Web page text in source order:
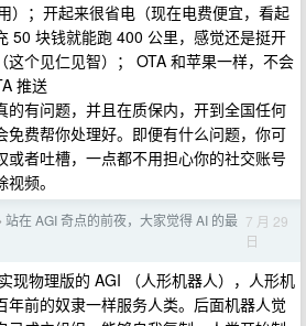
）；开起来很省电（现在电费便宜，看起
50 块钱就能跑 400 公里，感觉还是挺开
这个见仁见智）； OTA 和苹果一样，不会
推送
的有问题，并且在质保内，开到全国任何
免费帮你处理好。即便有什么问题，你可
或者吐槽，一点都不用担心你的社交账号
频。
› 站在 AGI 奇点的前夜，大家觉得 AI 的最 7 月 29
日
现物理版的 AGI （人形机器人），人形机
年前的奴隶一样服务人类。后面机器人觉